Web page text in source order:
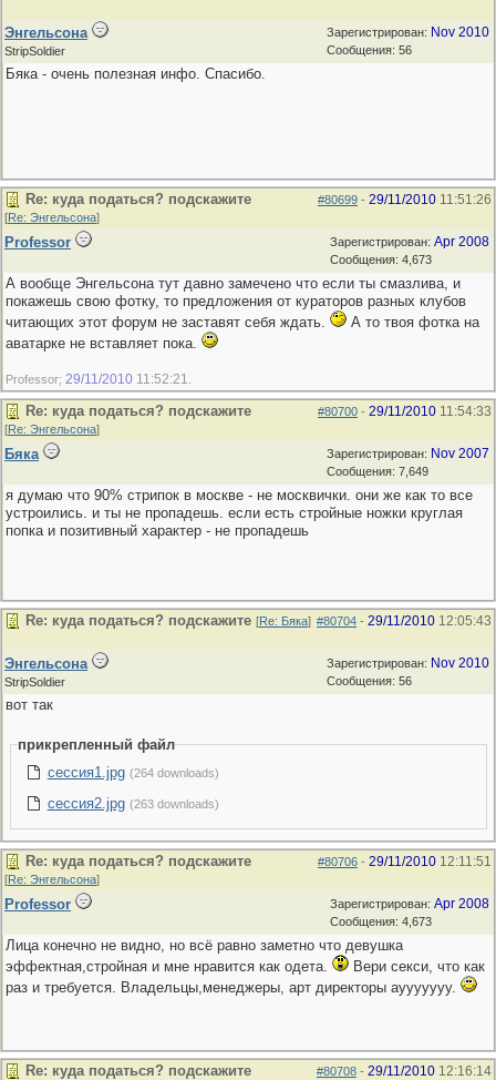
Зарегистрирован: Nov 2010
Сообщения: 56
Энгельсона
StripSoldier
Бяка - очень полезная инфо. Спасибо.
#80699 - 29/11/2010 11:51:26
Re: куда податься? подскажите
[Re: Энгельсона]
Зарегистрирован: Apr 2008
Сообщения: 4,673
Professor
А вообще Энгельсона тут давно замечено что если ты смазлива, и
покажешь свою фотку, то предложения от кураторов разных клубов
читающих этот форум не заставят себя ждать.
А то твоя фотка на
аватарке не вставляет пока.
Professor; 29/11/2010 11:52:21
#80700 - 29/11/2010 11:54:33
Re: куда податься? подскажите
[Re: Энгельсона]
Зарегистрирован: Nov 2007
Сообщения: 7,649
Бяка
я думаю что 90% стрипок в москве - не москвички. они же как то все
устроились. и ты не пропадешь. если есть стройные ножки круглая
попка и позитивный характер - не пропадешь
#80704 - 29/11/2010 12:05:43
Re: куда податься? подскажите [Re: Бяка]
Зарегистрирован: Nov 2010
Сообщения: 56
Энгельсона
StripSoldier
вот так
прикрепленный файл
сессия1.jpg (264 downloads)
сессия2.jpg (263 downloads)
#80706 - 29/11/2010 12:11:51
Re: куда податься? подскажите
[Re: Энгельсона]
Зарегистрирован: Apr 2008
Сообщения: 4,673
Professor
Лица конечно не видно, но всё равно заметно что девушка
эффектная,стройная и мне нравится как одета.
Вери секси, что как
раз и требуется. Владельцы,менеджеры, арт директоры ayyyyyyy.
#80708 - 29/11/2010 12:16:14
Re: куда податься? подскажите